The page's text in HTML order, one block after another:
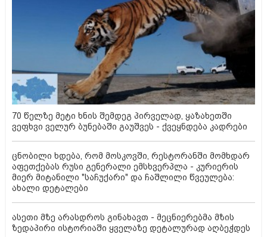
70 წელზე მეტი ხნის შემდეგ პირველად, ყაზახეთში
ვეფხვი ველურ ბუნებაში გაუშვეს - ქვეყნდება კადრები
ცნობილი ხდება, რომ მოსკოვში, რესტორანში მომხდარ
აფეთქებას რუსი გენერალი ემსხვერპლა - კურიერის
მიერ მიტანილი "საჩუქარი" და ჩაშლილი წვეულება:
ახალი დეტალები
ასეთი მზე არასდროს გინახავთ - მეცნიერებმა მზის
ზედაპირი ისტორიაში ყველაზე დეტალურად აღბეჭდეს